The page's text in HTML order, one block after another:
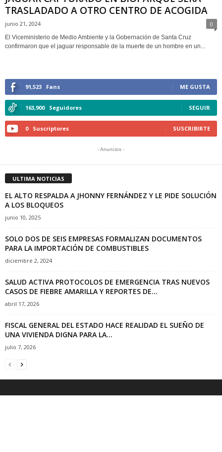
TRASLADADO A OTRO CENTRO DE ACOGIDA
junio 21, 2024 0
El Viceministerio de Medio Ambiente y la Gobernación de Santa Cruz
confirmaron que el jaguar responsable de la muerte de un hombre en un...
91,523 Fans ME GUSTA
163,900 Seguidores SEGUIR
0 Suscriptores SUSCRIBIRTE
- Anuncios -
ULTIMA NOTICIAS
EL ALTO RESPALDA A JHONNY FERNÁNDEZ Y LE PIDE SOLUCIÓN
A LOS BLOQUEOS
junio 10, 2025
SOLO DOS DE SEIS EMPRESAS FORMALIZAN DOCUMENTOS
PARA LA IMPORTACIÓN DE COMBUSTIBLES
diciembre 2, 2024
SALUD ACTIVA PROTOCOLOS DE EMERGENCIA TRAS NUEVOS
CASOS DE FIEBRE AMARILLA Y REPORTES DE...
abril 17, 2026
FISCAL GENERAL DEL ESTADO HACE REALIDAD EL SUEÑO DE
UNA VIVIENDA DIGNA PARA LA...
julio 7, 2026